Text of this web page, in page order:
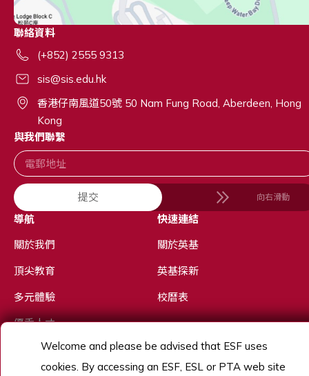
聯絡資料
(+852) 2555 9313
sis@sis.edu.hk
香港仔南風道50號 50 Nam Fung Road, Aberdeen, Hong
Kong
與我們聯繫
提交 向右滑動
導航
關於我們
頂尖教育
多元體驗
優秀人才
快速連結
關於英基
英基探新
校曆表
Welcome and please be advised that ESF uses
cookies. By accessing an ESF, ESL or PTA web site